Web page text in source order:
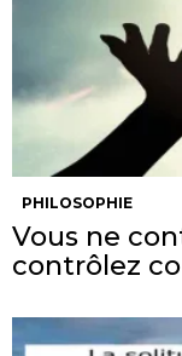
PHILOSOPHIE
Vous ne
contrôlez